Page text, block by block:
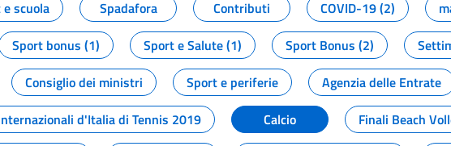
scuola Spadafora Contributi COVID-19 (2)
Sport bonus (1) Sport e Salute (1) Sport Bonus (2)
Consiglio dei ministri Sport e periferie Agenzia delle Entrate
d'Italia di Tennis 2019 Calcio Finali Beach